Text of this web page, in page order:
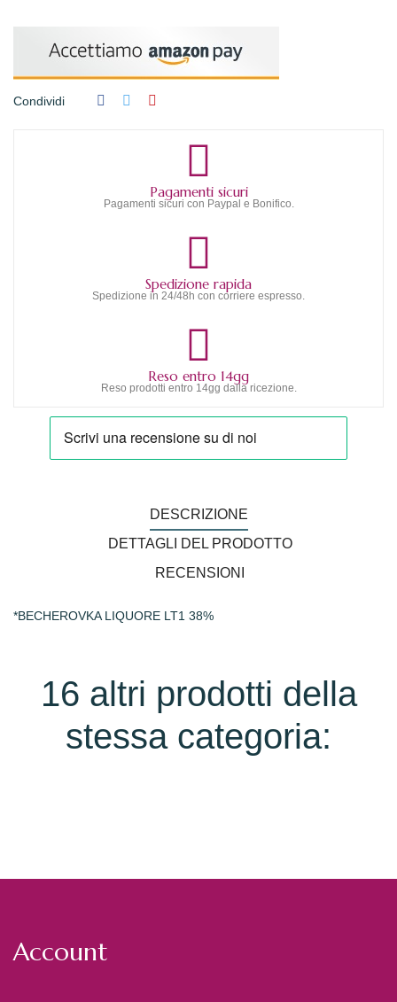
Condividi
Pagamenti sicuri
Pagamenti sicuri con Paypal e Bonifico.
Spedizione rapida
Spedizione in 24/48h con corriere espresso.
Reso entro 14gg
Reso prodotti entro 14gg dalla ricezione.
DESCRIZIONE
DETTAGLI DEL PRODOTTO
RECENSIONI
*BECHEROVKA LIQUORE LT1 38%
16 altri prodotti della
stessa categoria:
Account